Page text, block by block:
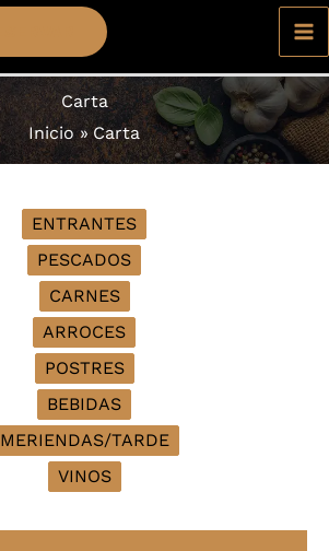
Carta
Inicio
Carta
ENTRANTES
PESCADOS
CARNES
ARROCES
POSTRES
BEBIDAS
MERIENDAS/TARDE
VINOS